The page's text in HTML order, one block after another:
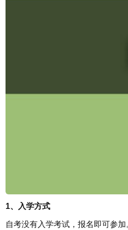
1、入学方式
自考没有入学考试，报名即可参